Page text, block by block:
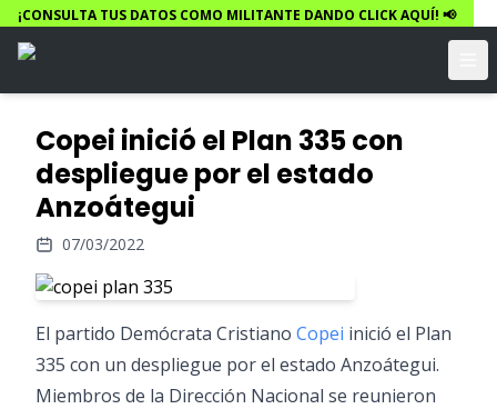
¡CONSULTA TUS DATOS COMO MILITANTE DANDO CLICK AQUÍ! 📢
Copei inició el Plan 335 con
despliegue por el estado
Anzoátegui
07/03/2022
El partido Demócrata Cristiano Copei inició el Plan
335 con un despliegue por el estado Anzoátegui.
Miembros de la Dirección Nacional se reunieron